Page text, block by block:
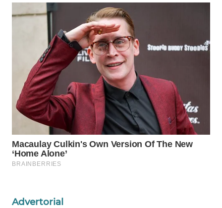
Advertorial
WAHANANEWS
WAHANANEWS
CO ID
WAHANANEWS
NET
WAHANA
WAHANA
UMKM
SELEB